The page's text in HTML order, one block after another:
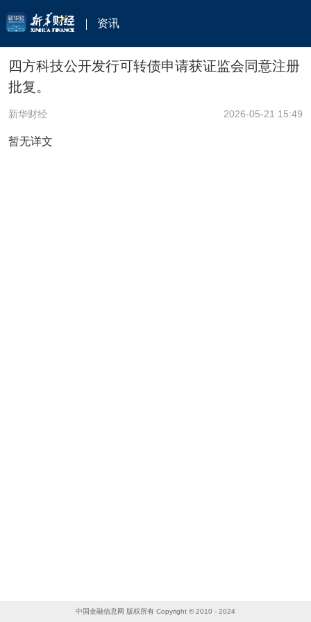
资讯
四方科技公开发行可转债申请获证监会同意注册
批复。
新华财经 2026-05-21 15:49
暂无详文
中国金融信息网 版权所有 Copyright © 2010 - 2024